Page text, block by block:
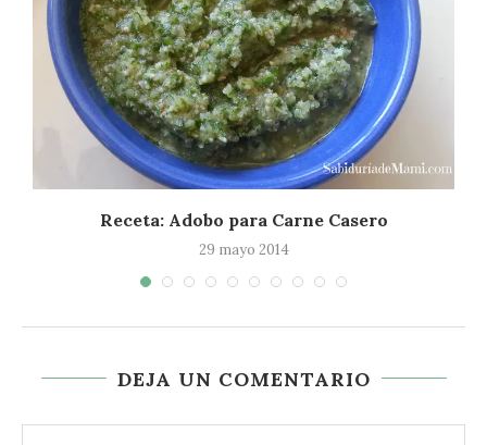
Receta: Adobo para Carne Casero
29 mayo 2014
DEJA UN COMENTARIO